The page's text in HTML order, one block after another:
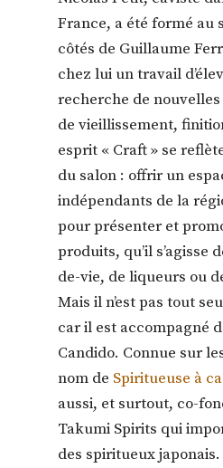
France, a été formé au
côtés de Guillaume
chez lui un travail
recherche de
de vieillissement,
esprit « Craft » se
du salon : offrir un
indépendants de la
pour présenter et
produits, qu’il s’agisse
de-vie, de liqueurs ou
Mais il n’est pas tout
car il est accompagné
Candido. Connue sur
nom de Spiritueuse à
aussi, et surtout, co-
Takumi Spirits qui
des spiritueux japonais.